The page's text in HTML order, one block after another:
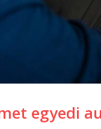
egyedi